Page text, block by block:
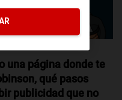
una página donde te
qué pasos
publicidad que no